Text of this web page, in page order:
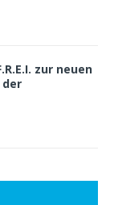
zur neuen
der